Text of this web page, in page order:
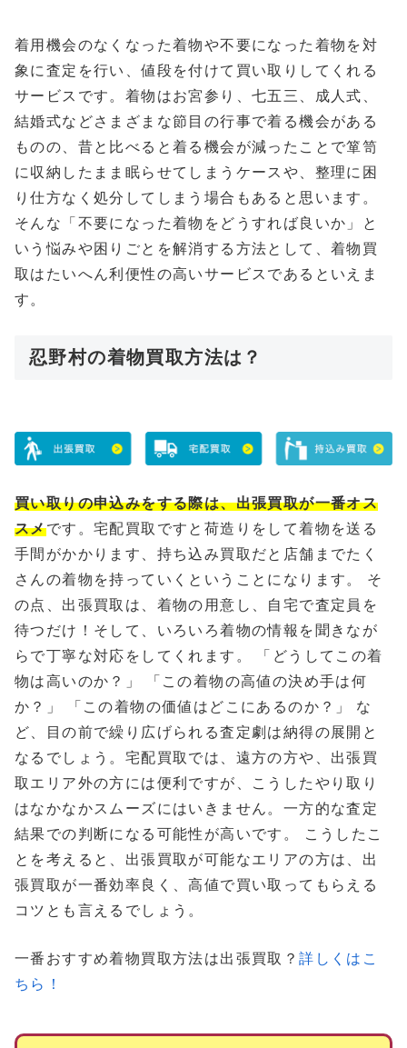
着用機会のなくなった着物や不要になった着物を対
象に査定を行い、値段を付けて買い取りしてくれる
サービスです。着物はお宮参り、七五三、成人式、
結婚式などさまざまな節目の行事で着る機会がある
ものの、昔と比べると着る機会が減ったことで箪笥
に収納したまま眠らせてしまうケースや、整理に困
り仕方なく処分してしまう場合もあると思います。
そんな「不要になった着物をどうすれば良いか」と
いう悩みや困りごとを解消する方法として、着物買
取はたいへん利便性の高いサービスであるといえま
す。
忍野村の着物買取方法は？
買い取りの申込みをする際は、出張買取が一番オス
スメです。宅配買取ですと荷造りをして着物を送る
手間がかかります、持ち込み買取だと店舗までたく
さんの着物を持っていくということになります。 そ
の点、出張買取は、着物の用意し、自宅で査定員を
待つだけ！そして、いろいろ着物の情報を聞きなが
らで丁寧な対応をしてくれます。 「どうしてこの着
物は高いのか？」 「この着物の高値の決め手は何
か？」 「この着物の価値はどこにあるのか？」 な
ど、目の前で繰り広げられる査定劇は納得の展開と
なるでしょう。宅配買取では、遠方の方や、出張買
取エリア外の方には便利ですが、こうしたやり取り
はなかなかスムーズにはいきません。一方的な査定
結果での判断になる可能性が高いです。 こうしたこ
とを考えると、出張買取が可能なエリアの方は、出
張買取が一番効率良く、高値で買い取ってもらえる
コツとも言えるでしょう。
一番おすすめ着物買取方法は出張買取？詳しくはこ
ちら！